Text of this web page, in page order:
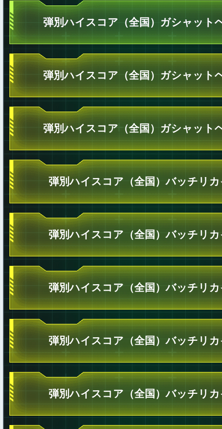
弾別ハイスコア（全国）ガシャット
弾別ハイスコア（全国）ガシャット
弾別ハイスコア（全国）ガシャット
弾別ハイスコア（全国）バッチリ
弾別ハイスコア（全国）バッチリ
弾別ハイスコア（全国）バッチリ
弾別ハイスコア（全国）バッチリ
弾別ハイスコア（全国）バッチリ